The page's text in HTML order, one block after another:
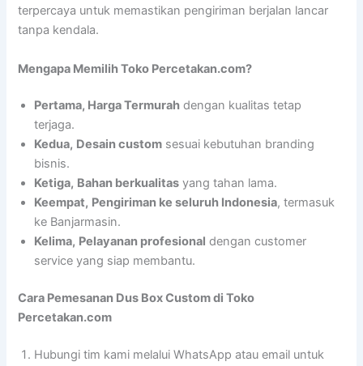
terpercaya untuk memastikan pengiriman berjalan lancar
tanpa kendala.
Mengapa Memilih Toko Percetakan.com?
Pertama, Harga Termurah dengan kualitas tetap
terjaga.
Kedua, Desain custom sesuai kebutuhan branding
bisnis.
Ketiga, Bahan berkualitas yang tahan lama.
Keempat, Pengiriman ke seluruh Indonesia, termasuk
ke Banjarmasin.
Kelima, Pelayanan profesional dengan customer
service yang siap membantu.
Cara Pemesanan Dus Box Custom di Toko
Percetakan.com
Hubungi tim kami melalui WhatsApp atau email untuk